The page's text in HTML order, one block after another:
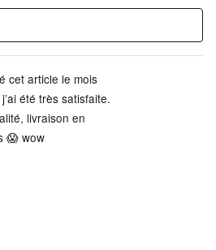
cet article le mois
été très satisfaite.
livraison en
😱 wow